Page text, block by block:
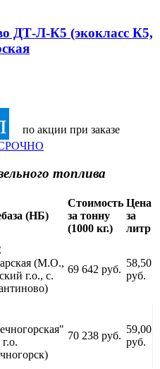
ДТ-Л-К5 (экокласс К5,
по акции при заказе
топлива
(НБ)
Стоимость
за тонну
(1000 кг.)
Цена
за
литр
(М.О.,
г.о., с.
69 642 руб.
58,50
руб.
70 238 руб.
59,00
руб.